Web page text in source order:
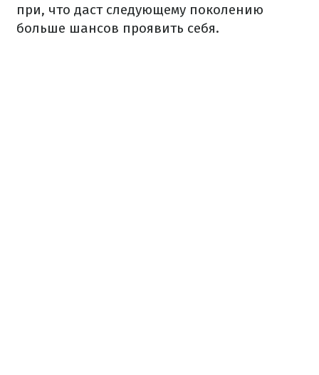
при, что даст следующему поколению
больше шансов проявить себя.